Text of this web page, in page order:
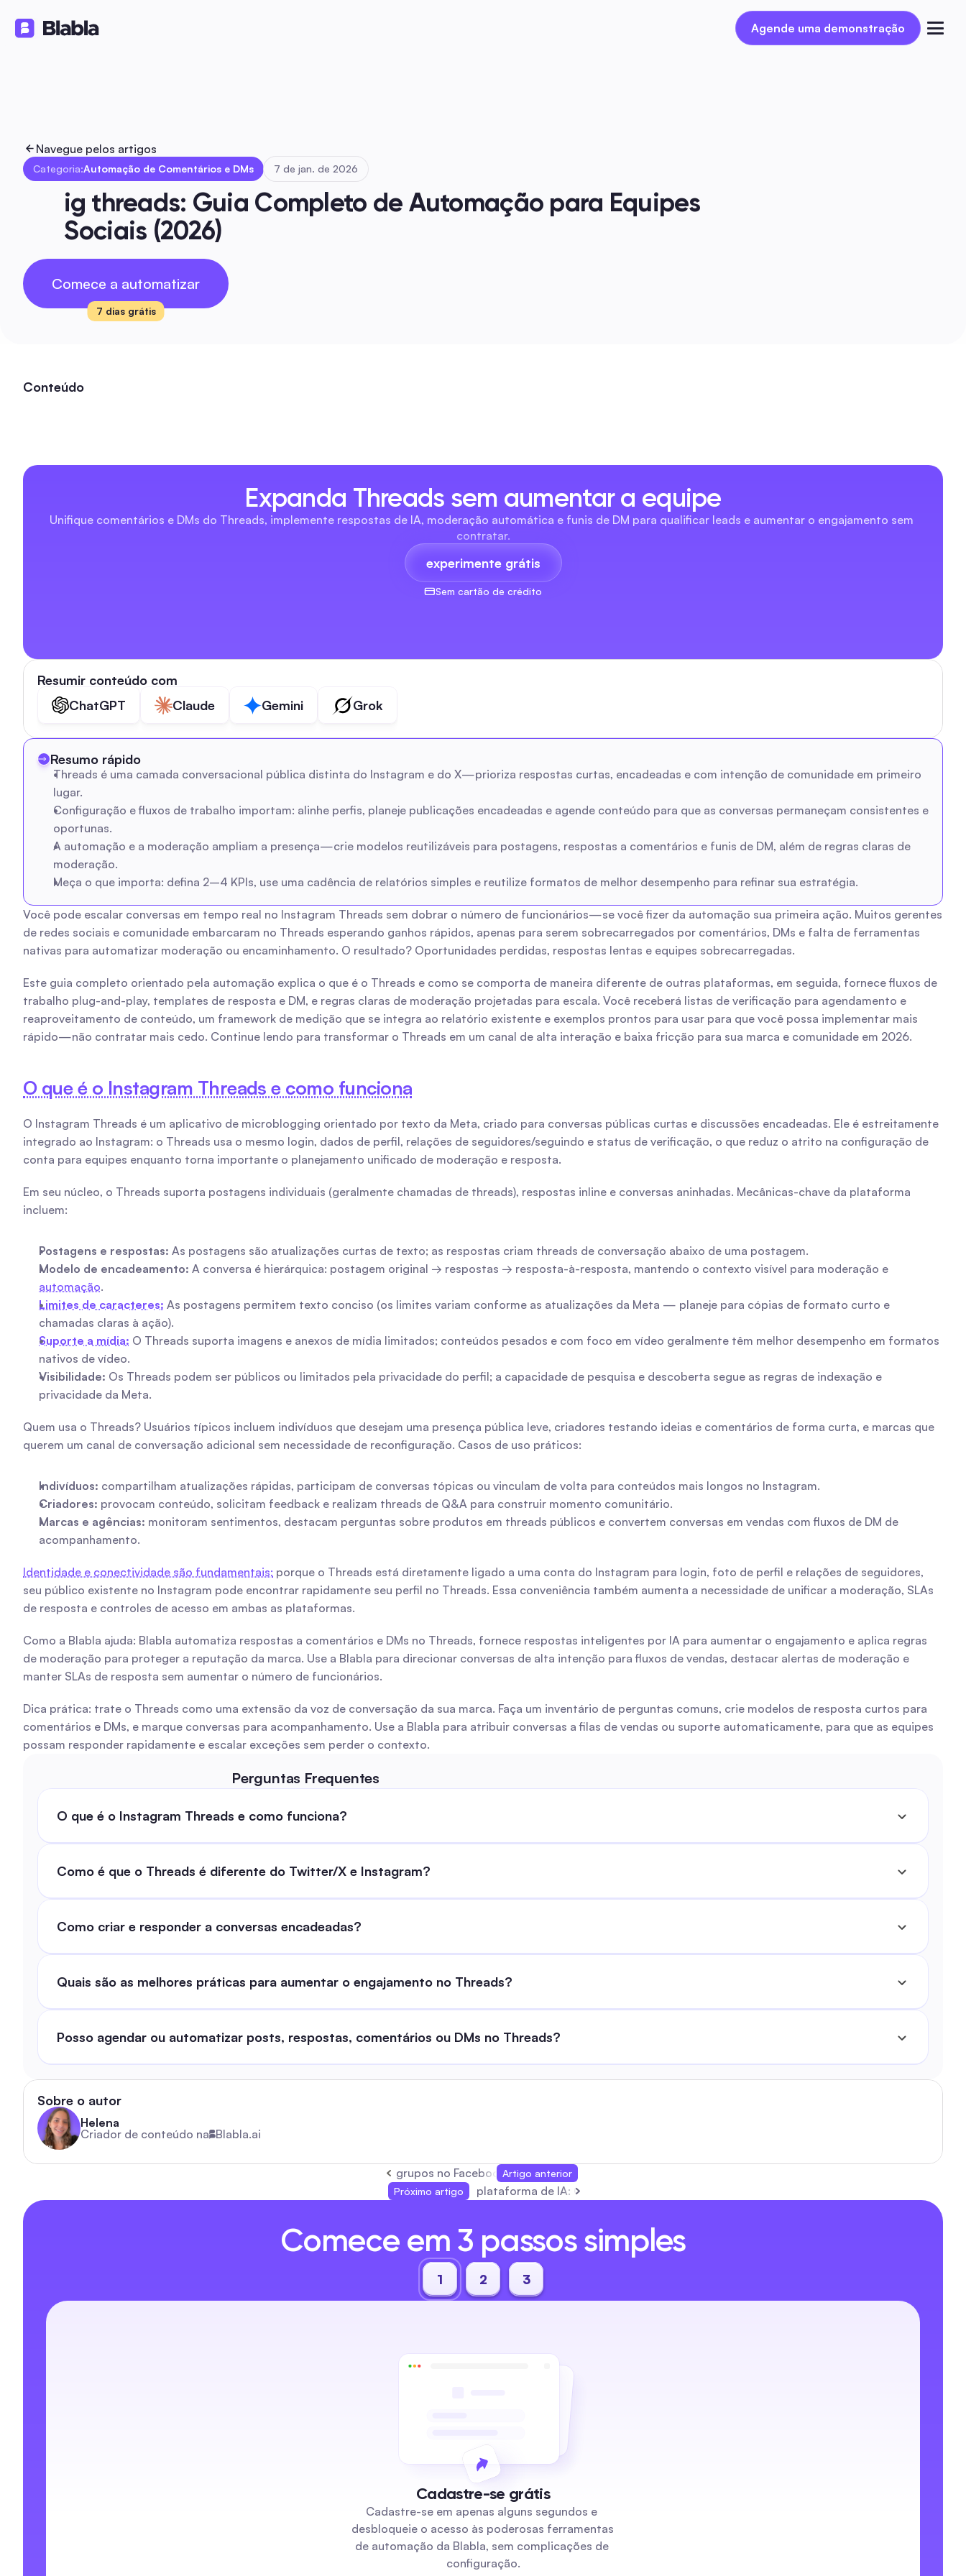
Agende uma demonstração
Agende uma demonstração
Navegue pelos artigos
Categoria:Automação de Comentários e DMs 7 de jan. de 2026
ig threads: Guia Completo de Automação para Equipes
Sociais (2026)
Comece a automatizar
7 dias grátis
Conteúdo
Resumir conteúdo com
ChatGPT
Claude Gemini Grok
Resumo rápido
Threads é uma camada conversacional pública distinta do Instagram e do X—prioriza respostas curtas, encadeadas e com intenção de comunidade em primeiro
lugar.
Configuração e fluxos de trabalho importam: alinhe perfis, planeje publicações encadeadas e agende conteúdo para que as conversas permaneçam consistentes e
oportunas.
A automação e a moderação ampliam a presença—crie modelos reutilizáveis para postagens, respostas a comentários e funis de DM, além de regras claras de
moderação.
Meça o que importa: defina 2–4 KPIs, use uma cadência de relatórios simples e reutilize formatos de melhor desempenho para refinar sua estratégia.
Você pode escalar conversas em tempo real no Instagram Threads sem dobrar o número de funcionários—se você fizer da automação sua primeira ação. Muitos gerentes
de redes sociais e comunidade embarcaram no Threads esperando ganhos rápidos, apenas para serem sobrecarregados por comentários, DMs e falta de ferramentas
nativas para automatizar moderação ou encaminhamento. O resultado? Oportunidades perdidas, respostas lentas e equipes sobrecarregadas.
Este guia completo orientado pela automação explica o que é o Threads e como se comporta de maneira diferente de outras plataformas, em seguida, fornece fluxos de
trabalho plug-and-play, templates de resposta e DM, e regras claras de moderação projetadas para escala. Você receberá listas de verificação para agendamento e
reaproveitamento de conteúdo, um framework de medição que se integra ao relatório existente e exemplos prontos para usar para que você possa implementar mais
rápido—não contratar mais cedo. Continue lendo para transformar o Threads em um canal de alta interação e baixa fricção para sua marca e comunidade em 2026.
O que é o Instagram Threads e como funciona
O Instagram Threads é um aplicativo de microblogging orientado por texto da Meta, criado para conversas públicas curtas e discussões encadeadas. Ele é estreitamente
integrado ao Instagram: o Threads usa o mesmo login, dados de perfil, relações de seguidores/seguindo e status de verificação, o que reduz o atrito na configuração de
conta para equipes enquanto torna importante o planejamento unificado de moderação e resposta.
Em seu núcleo, o Threads suporta postagens individuais (geralmente chamadas de threads), respostas inline e conversas aninhadas. Mecânicas-chave da plataforma
incluem:
Postagens e respostas: As postagens são atualizações curtas de texto; as respostas criam threads de conversação abaixo de uma postagem.
Modelo de encadeamento:
automação.
Limites de caracteres: As postagens permitem texto conciso (os limites variam conforme as atualizações da Meta — planeje para cópias de formato curto e
chamadas claras à ação).
Suporte a mídia: O Threads suporta imagens e anexos de mídia limitados; conteúdos pesados e com foco em vídeo geralmente têm melhor desempenho em formatos
nativos de vídeo.
Visibilidade: Os Threads podem ser públicos ou limitados pela privacidade do perfil; a capacidade de pesquisa e descoberta segue as regras de indexação e
privacidade da Meta.
Quem usa o Threads? Usuários típicos incluem indivíduos que desejam uma presença pública leve, criadores testando ideias e comentários de forma curta, e marcas que
querem um canal de conversação adicional sem necessidade de reconfiguração. Casos de uso práticos:
Indivíduos: compartilham atualizações rápidas, participam de conversas tópicas ou vinculam de volta para conteúdos mais longos no Instagram.
Criadores: provocam conteúdo, solicitam feedback e realizam threads de Q&A para construir momento comunitário.
Marcas e agências: monitoram sentimentos, destacam perguntas sobre produtos em threads públicos e convertem conversas em vendas com fluxos de DM de
acompanhamento.
Identidade e conectividade são fundamentais: porque o Threads está diretamente ligado a uma conta do Instagram para login, foto de perfil e relações de seguidores,
seu público existente no Instagram pode encontrar rapidamente seu perfil no Threads. Essa conveniência também aumenta a necessidade de unificar a moderação, SLAs
de resposta e controles de acesso em ambas as plataformas.
Como a Blabla ajuda: Blabla automatiza respostas a comentários e DMs no Threads, fornece respostas inteligentes por IA para aumentar o engajamento e aplica regras
de moderação para proteger a reputação da marca. Use a Blabla para direcionar conversas de alta intenção para fluxos de vendas, destacar alertas de moderação e
manter SLAs de resposta sem aumentar o número de funcionários.
Dica prática: trate o Threads como uma extensão da voz de conversação da sua marca. Faça um inventário de perguntas comuns, crie modelos de resposta curtos para
comentários e DMs, e marque conversas para acompanhamento. Use a Blabla para atribuir conversas a filas de vendas ou suporte automaticamente, para que as equipes
possam responder rapidamente e escalar exceções sem perder o contexto.
Perguntas Frequentes
O que é o Instagram Threads e como funciona?
Como é que o Threads é diferente do Twitter/X e Instagram?
Como criar e responder a conversas encadeadas?
Quais são as melhores práticas para aumentar o engajamento no Threads?
Posso agendar ou automatizar posts, respostas, comentários ou DMs no Threads?
Sobre o autor
Helena
Criador de conteúdo na Blabla.ai
grupos no Facebook: Guia Completo de Automação para Construir, Integrar, Moderar e Monetizar
Artigo anterior
Próximo artigo
plataforma de IA: O Guia Completo de 2026 para Automação de Mídias Sociais para
Expanda Threads sem aumentar a equipe
Unifique comentários e DMs do Threads, implemente respostas de IA, moderação automática e funis de DM para qualificar leads e aumentar o engajamento sem
contratar.
experimente grátis
Sem cartão de crédito
Comece em 3 passos simples
1 2 3
Cadastre-se grátis
Cadastre-se em apenas alguns segundos e
desbloqueie o acesso às poderosas ferramentas
de automação da Blabla, sem complicações de
configuração.